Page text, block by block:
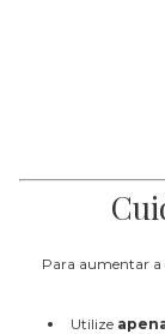
Para aumentar a
Utilize